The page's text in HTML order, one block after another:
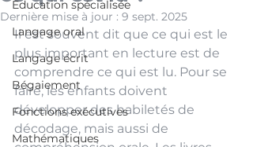
Éducation spécialisée
Langage oral
Langage écrit
Bégaiement
Fonctions exécutives
Mathématiques
Dernière mise à jour : 9 sept. 2025
Il est souvent dit que ce qui est le
plus important en lecture est de
comprendre ce qui est lu. Pour se
faire, les enfants doivent
développer des habiletés de
décodage, mais aussi de